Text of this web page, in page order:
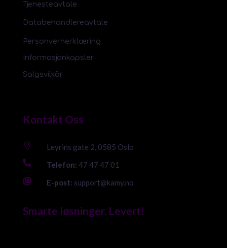
Tjenesteavtale
Databehandlereavtale
Personvernerklæring
Informasjonkapsler
Salgsvilkår
Kontakt Oss
 Leyrins gate 2, 0585 Oslo
 Telefon: 47 47 47 01

E-post: support@kamy.no
Smarte løsninger. Levert!